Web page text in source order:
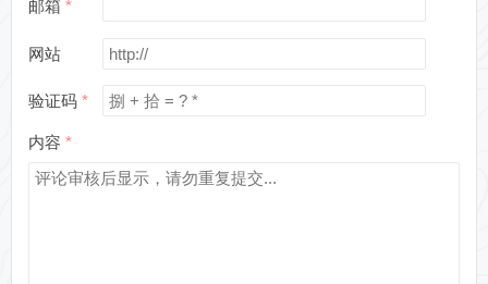
邮箱
网站
验证码
内容